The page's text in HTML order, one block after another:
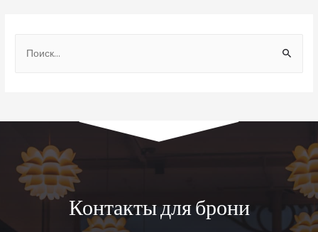
Контакты для брони